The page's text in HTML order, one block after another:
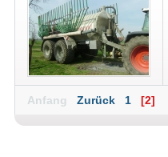
Anfang Zurück 1 [2]